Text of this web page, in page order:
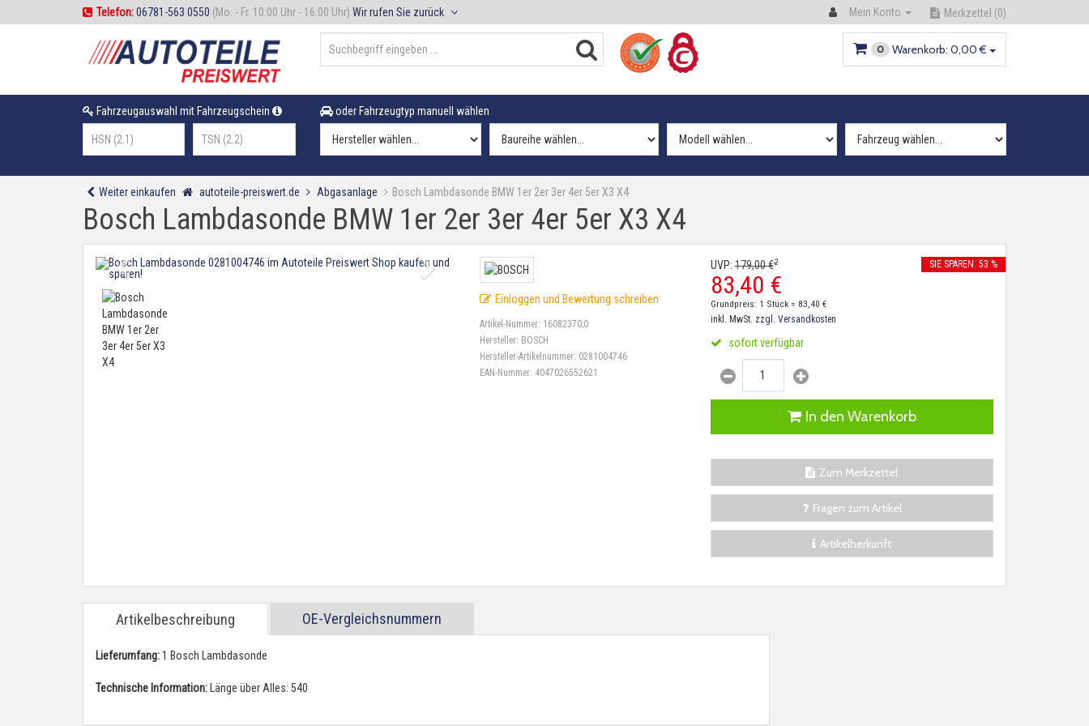
Telefon:06781-563 0550 (Mo. - Fr. 10:00 Uhr - 16:00 Uhr) Wir rufen Sie zurück Mein Konto Merkzettel (0)
0 Warenkorb: 0,00 €
Fahrzeugauswahl mit Fahrzeugschein oder Fahrzeugtyp manuell wählen
Weiter einkaufen autoteile-preiswert.de Abgasanlage Bosch Lambdasonde BMW 1er 2er 3er 4er 5er X3 X4
Bosch Lambdasonde BMW 1er 2er 3er 4er 5er X3 X4
Einloggen und Bewertung schreiben
Artikel-Nummer: 16082370;0
Hersteller: BOSCH
Hersteller-Artikelnummer: 0281004746
EAN-Nummer: 4047026552621
UVP:179,00€2
83,40 €
SIE SPAREN: 53 %
Grundpreis: 1 Stück = 83,40 €
inkl. MwSt. zzgl. Versandkosten
sofort verfügbar
In den Warenkorb
Zum Merkzettel
Fragen zum Artikel
Artikelherkunft
Artikelbeschreibung OE-Vergleichsnummern
Lieferumfang:1 Bosch Lambdasonde
Technische Information: Länge über Alles: 540